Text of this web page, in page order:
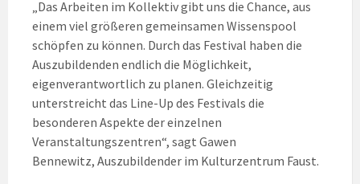
„Das Arbeiten im Kollektiv gibt uns die Chance, aus
einem viel größeren gemeinsamen Wissenspool
schöpfen zu können. Durch das Festival haben die
Auszubildenden endlich die Möglichkeit,
eigenverantwortlich zu planen. Gleichzeitig
unterstreicht das Line-Up des Festivals die
besonderen Aspekte der einzelnen
Veranstaltungszentren“, sagt Gawen
Bennewitz, Auszubildender im Kulturzentrum Faust.